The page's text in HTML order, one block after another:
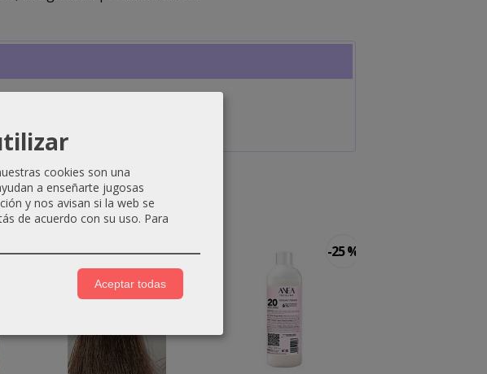
€ -2 € -25 %
cookies son una
a enseñarte jugosas
y nos avisan si la web se
de acuerdo con su uso. Para
Aceptar todas